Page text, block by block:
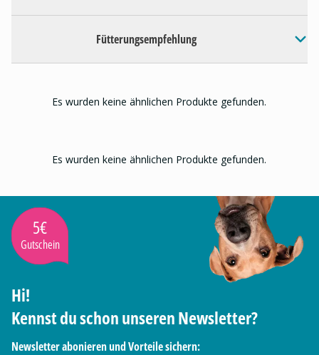
Fütterungsempfehlung
Es wurden keine ähnlichen Produkte gefunden.
Es wurden keine ähnlichen Produkte gefunden.
5€
Gutschein
Hi!
Kennst du schon unseren Newsletter?
Newsletter abonieren und Vorteile sichern: